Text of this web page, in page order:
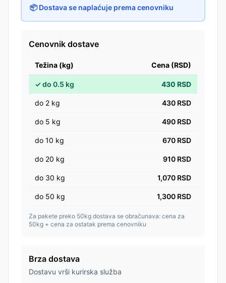
📦 Dostava se naplaćuje prema cenovniku
Cenovnik dostave
Težina (kg) Cena (RSD)
✓do 0.5 kg 430 RSD
do 2 kg 430 RSD
do 5 kg 490 RSD
do 10 kg 670 RSD
do 20 kg 910 RSD
do 30 kg 1,070 RSD
do 50 kg 1,300 RSD
Za pakete preko 50kg dostava se obračunava: cena za
50kg + cena za ostatak prema cenovniku
Brza dostava
Dostavu vrši kurirska služba